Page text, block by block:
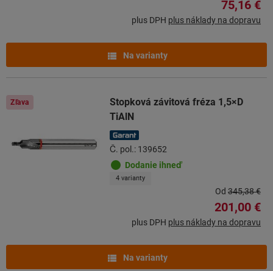
75,16 €
plus DPH plus náklady na dopravu
Na varianty
Zľava
Stopková závitová fréza 1,5×D
TiAlN
Č. pol.: 139652
Dodanie ihneď
4 varianty
Od 345,38 €
201,00 €
plus DPH plus náklady na dopravu
Na varianty